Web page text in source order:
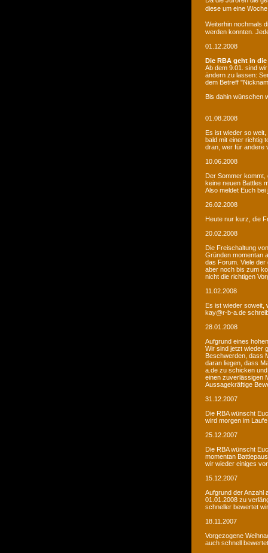
diese um eine
Weiterhin nochmals
werden konnten.
01.12.2008
Die RBA geht in
Ab dem 9.01. sind
ändern zu lassen:
dem Betreff
Bis dahin wünschen
01.08.2008
Es ist wieder so weit,
bald mit einer richtig
dran, wer für andere
10.06.2008
Der Sommer kommt,
keine neuen Battles
Also meldet Euch
26.02.2008
Heute nur kurz, die
20.02.2008
Die Freischaltung
Gründen momentan
das Forum. Viele
aber noch bis zum
nicht die richtigen
11.02.2008
Es ist wieder soweit,
kay@r-b-a.de
28.01.2008
Aufgrund eines
Wir sind jetzt wieder
Beschwerden, dass
daran liegen, dass
a.de zu schicken
einen zuverlässigen
Aussagekräftige
31.12.2007
Die RBA wünscht
wird morgen im
25.12.2007
Die RBA wünscht
momentan
wir wieder einiges
15.12.2007
Aufgrund der Anzahl
01.01.2008 zu
schneller bewertet
18.11.2007
Vorgezogene
auch schnell